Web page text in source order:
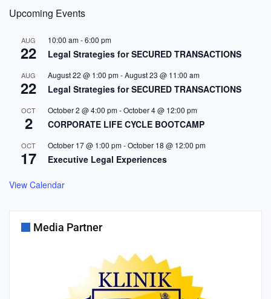
Upcoming Events
AUG
22
10:00 am-6:00 pm
Legal Strategies for SECURED TRANSACTIONS
AUG
22
August 22 @ 1:00 pm-August 23 @ 11:00 am
Legal Strategies for SECURED TRANSACTIONS
OCT
2
October 2 @ 4:00 pm-October 4 @ 12:00 pm
CORPORATE LIFE CYCLE BOOTCAMP
OCT
17
October 17 @ 1:00 pm-October 18 @ 12:00 pm
Executive Legal Experiences
View Calendar
Media Partner